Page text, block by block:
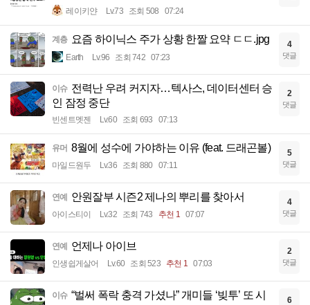
레이키얀 Lv.73 조회 508 07:24
계층 요즘 하이닉스 주가 상황 한짤 요약 ㄷㄷ.jpg
Earth Lv.96 조회 742 07:23
4
댓글
이슈 전력난 우려 커지자…텍사스, 데이터센터 승
인 잠정 중단
빈센트멧젠 Lv.60 조회 693 07:13
2
댓글
유머 8월에 성수에 가야하는 이유 (feat. 드래곤볼)
마일드원두 Lv.36 조회 880 07:11
5
댓글
연예 안원잘부 시즌2 제나의 뿌리를 찾아서
아이스티이 Lv.32 조회 743 추천 1 07:07
4
댓글
연예 언제나 아이브
인생쉽게살어 Lv.60 조회 523 추천 1 07:03
2
댓글
이슈 “벌써 폭락 충격 가셨나” 개미들 ‘빚투’ 또 시
6